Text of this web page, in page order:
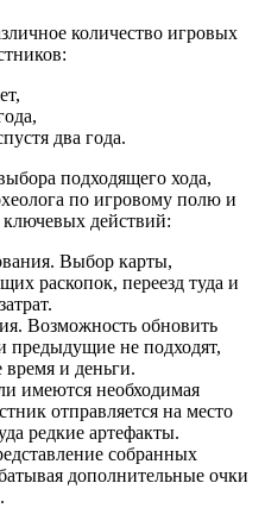
количество игровых
два года.
подходящего хода,
по игровому полю и
действий:
Выбор карты,
раскопок, переезд туда и
Возможность обновить
предыдущие не подходят,
время и деньги.
имеются необходимая
отправляется на место
редкие артефакты.
собранных
дополнительные очки